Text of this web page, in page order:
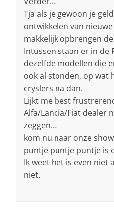
Tja als je gewoon je
ontwikkelen van
makkelijk opbrengen
Intussen staan er in de
dezelfde modellen die
ook al stonden, op wat
cryslers na dan.
Lijkt me best
Alfa/Lancia/Fiat dealer
zeggen…
kom nu naar onze
puntje puntje puntje is
Ik weet het is even niet
niet.